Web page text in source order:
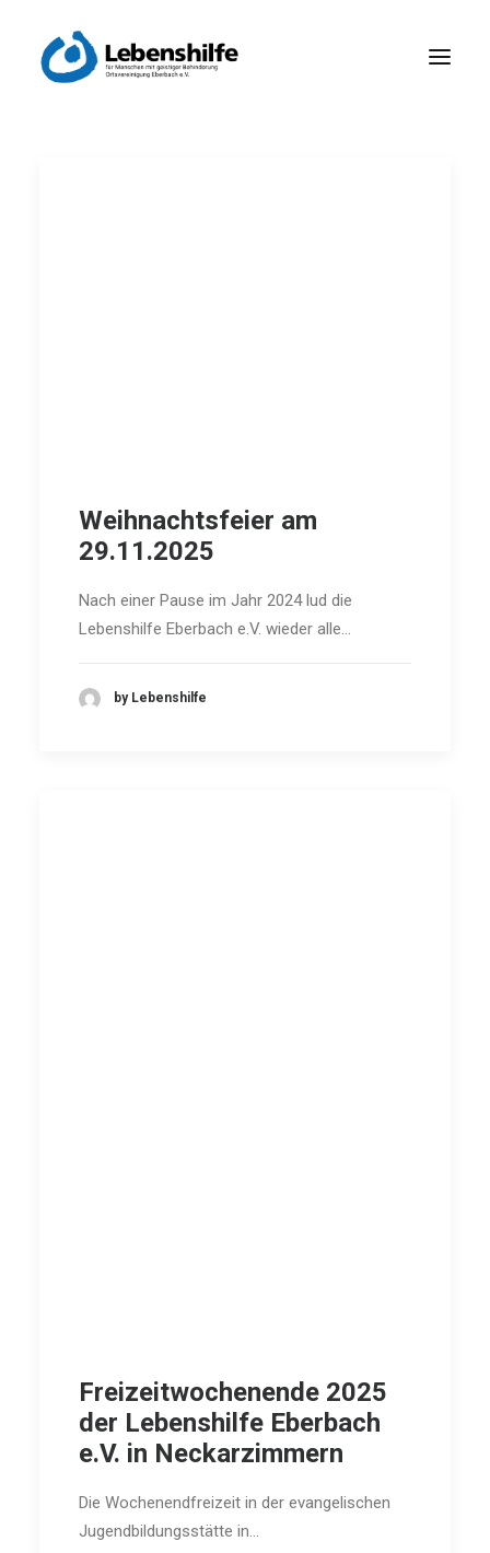
Weihnachtsfeier am
29.11.2025
Nach einer Pause im Jahr 2024 lud die
Lebenshilfe Eberbach e.V. wieder alle…
by Lebenshilfe
Freizeitwochenende 2025
der Lebenshilfe Eberbach
e.V. in Neckarzimmern
Die Wochenendfreizeit in der evangelischen
Jugendbildungsstätte in…